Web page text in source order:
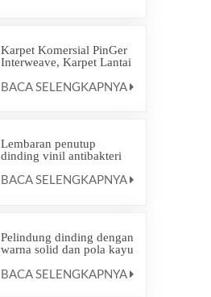
Karpet Komersial PinGer
Interweave, Karpet Lantai
Karpet Ubin Interlocking
BACA SELENGKAPNYA
Lembaran penutup
dinding vinil antibakteri
BACA SELENGKAPNYA
Pelindung dinding dengan
warna solid dan pola kayu
BACA SELENGKAPNYA